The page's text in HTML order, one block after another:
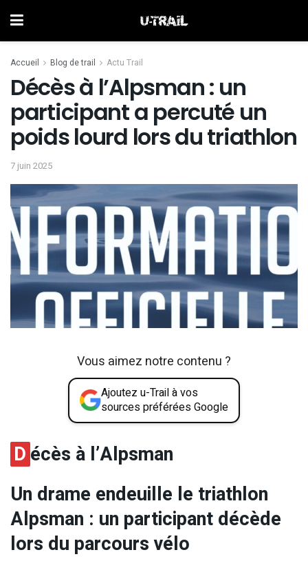
Accueil Blog de trail Actu Trail
Décès à l’Alpsman : un
participant a percuté un
poids lourd lors du triathlon
7 juin 2025
Vous aimez notre contenu ?
Ajoutez u-Trail à vos
sources préférées Google
D écès à l’Alpsman
Un drame endeuille le triathlon
Alpsman : un participant décède
lors du parcours vélo